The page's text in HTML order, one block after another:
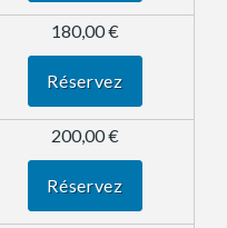
180,00 €
Réservez
200,00 €
Réservez